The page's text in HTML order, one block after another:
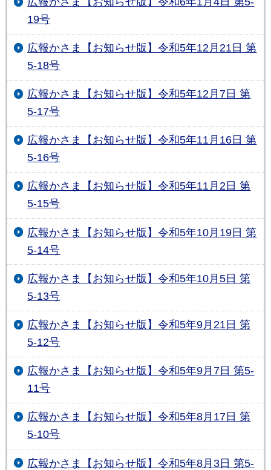
19号
広報かさま【お知らせ版】令和5年12月21日 第
5-18号
広報かさま【お知らせ版】令和5年12月7日 第
5-17号
広報かさま【お知らせ版】令和5年11月16日 第
5-16号
広報かさま【お知らせ版】令和5年11月2日 第
5-15号
広報かさま【お知らせ版】令和5年10月19日 第
5-14号
広報かさま【お知らせ版】令和5年10月5日 第
5-13号
広報かさま【お知らせ版】令和5年9月21日 第
5-12号
広報かさま【お知らせ版】令和5年9月7日 第5-
11号
広報かさま【お知らせ版】令和5年8月17日 第
5-10号
広報かさま【お知らせ版】令和5年8月3日 第5-